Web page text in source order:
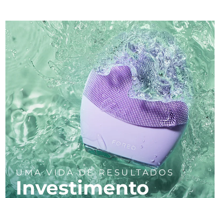
UMA VIDA DE RESULTADOS
Investimento